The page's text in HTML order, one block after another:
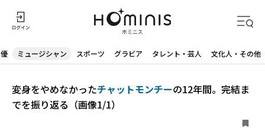
ミュージシャン スポーツ グラビア タレント・芸人 文化人・その他
変身をやめなかったチャットモンチーの12年間。完結ま
でを振り返る（画像1/1）